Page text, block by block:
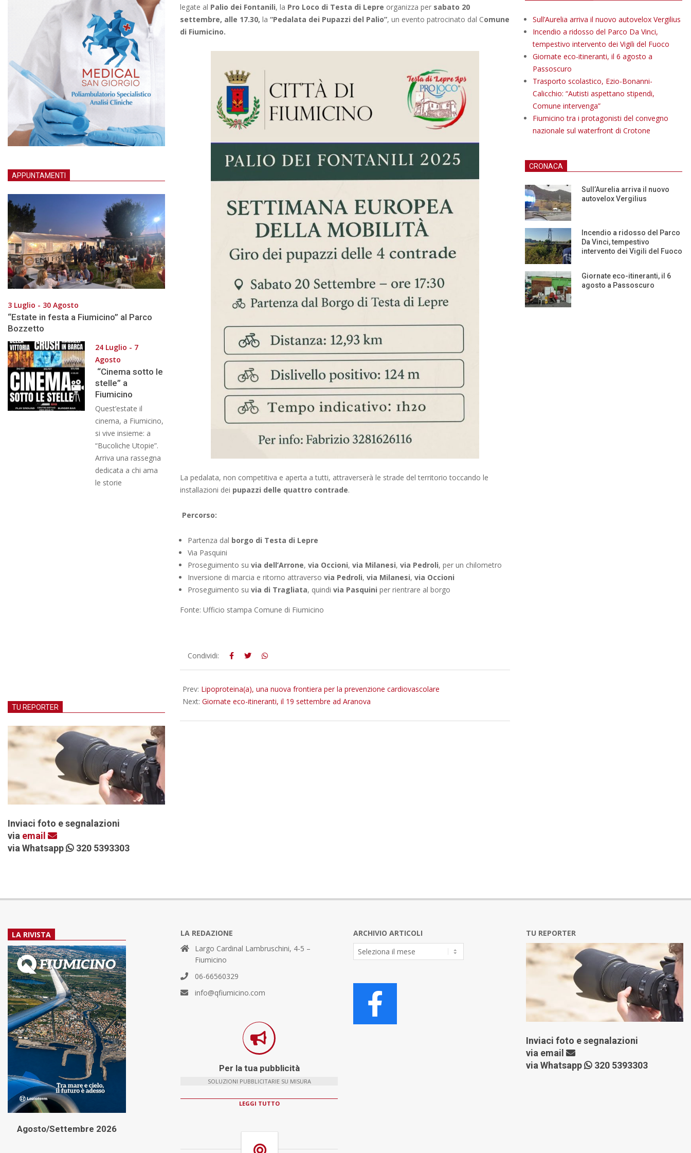
legate al Palio dei Fontanili, la Pro Loco di Testa di Lepre organizza per sabato 20
settembre, alle 17.30, la “Pedalata dei Pupazzi del Palio”, un evento patrocinato dal Comune
di Fiumicino.
La pedalata, non competitiva e aperta a tutti, attraverserà le strade del territorio toccando le
installazioni dei pupazzi delle quattro contrade.
Percorso:
Partenza dal borgo di Testa di Lepre
Via Pasquini
Proseguimento su via dell’Arrone, via Occioni, via Milanesi, via Pedroli, per un chilometro
Inversione di marcia e ritorno attraverso via Pedroli, via Milanesi, via Occioni
Proseguimento su via di Tragliata, quindi via Pasquini per rientrare al borgo
Fonte: Ufficio stampa Comune di Fiumicino
2025-
09-
Condividi:
Prev: Lipoproteina(a), una nuova frontiera per la prevenzione cardiovascolare
Next: Giornate eco-itineranti, il 19 settembre ad Aranova
APPUNTAMENTI
3 Luglio - 30 Agosto
“Estate in festa a Fiumicino” al Parco
Bozzetto
24 Luglio - 7
Agosto
“Cinema sotto le
stelle” a
Fiumicino
Quest’estate il
cinema, a Fiumicino,
si vive insieme: a
“Bucoliche Utopie”.
Arriva una rassegna
dedicata a chi ama
le storie
TU REPORTER
Inviaci foto e segnalazioni
via email
via Whatsapp
320 5393303
Sull’Aurelia arriva il nuovo autovelox Vergilius
Incendio a ridosso del Parco Da Vinci,
tempestivo intervento dei Vigili del Fuoco
Giornate eco-itineranti, il 6 agosto a
Passoscuro
Trasporto scolastico, Ezio-Bonanni-
Calicchio: “Autisti aspettano stipendi,
Comune intervenga”
Fiumicino tra i protagonisti del convegno
nazionale sul waterfront di Crotone
CRONACA
Sull’Aurelia arriva il nuovo
autovelox Vergilius
Incendio a ridosso del Parco
Da Vinci, tempestivo
intervento dei Vigili del Fuoco
Giornate eco-itineranti, il 6
agosto a Passoscuro
LA RIVISTA
Agosto/Settembre 2026
LA REDAZIONE
Largo Cardinal Lambruschini, 4-5 –
Fiumicino
06-66560329
info@qfiumicino.com
Per la tua pubblicità
SOLUZIONI PUBBLICITARIE SU MISURA
LEGGI TUTTO
ARCHIVIO ARTICOLI
Archivio
Articoli
TU REPORTER
Inviaci foto e segnalazioni
via email
via Whatsapp
320 5393303